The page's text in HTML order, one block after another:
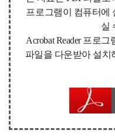
프로그램이 컴퓨터에
실
Acrobat Reader 프로
파일을 다운받아 설치